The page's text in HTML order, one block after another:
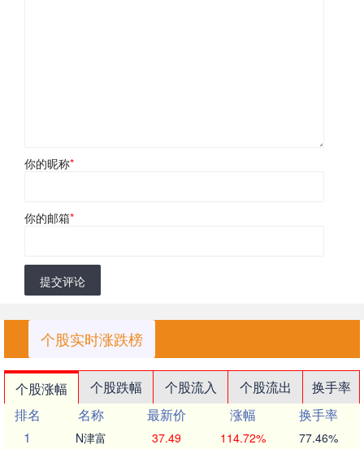
你的昵称*
你的邮箱*
提交评论
个股实时涨跌榜
个股涨幅 个股跌幅 个股流入 个股流出
换手率
排名
名称 最新价 涨幅
换手率
1
N津富 37.49 114.72% 77.46%